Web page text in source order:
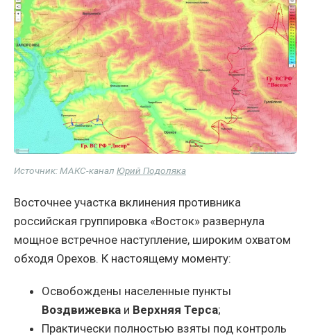
Источник: МАКС-канал Юрий Подоляка
Восточнее участка вклинения противника
российская группировка «Восток» развернула
мощное встречное наступление, широким охватом
обходя Орехов. К настоящему моменту:
Освобождены населенные пункты
Воздвижевка и Верхняя Терса;
Практически полностью взяты под контроль